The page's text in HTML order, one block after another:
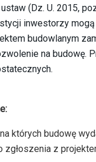
(Dz. U. 2015,
inwestorzy
budowlanym
na budowę.
których budowę
zgłoszenia z